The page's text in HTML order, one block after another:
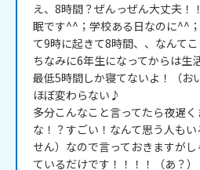
え、8時間？ぜんっぜん大丈夫！
眠です^^；学校ある日なのに^^
て9時に起きて8時間、、なんて
ちなみに6年生になってからは生
最低5時間しか寝てないよ！（お
ほぼ変わらない♪
多分こんなこと言ってたら夜遅
な！？すごい！なんて思う人も
せん）なので言っておきますが
ているだけです！！！！（あ？）